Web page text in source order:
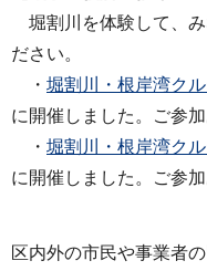
堀割川を体験して、み
ださい。
・ 堀割川・根岸湾ク
に開催しました。ご参
・ 堀割川・根岸湾ク
に開催しました。ご参
区内外の市民や事業者